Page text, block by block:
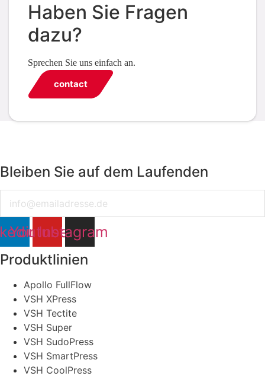
Haben Sie Fragen
dazu?
Sprechen Sie uns einfach an.
contact
Bleiben Sie auf dem Laufenden
YoutubeInstagram
Produktlinien
Apollo FullFlow
VSH XPress
VSH Tectite
VSH Super
VSH SudoPress
VSH SmartPress
VSH CoolPress